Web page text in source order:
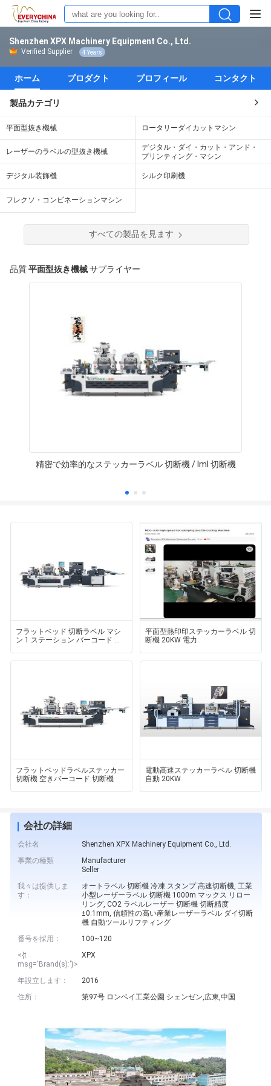
Shenzhen XPX Machinery Equipment Co., Ltd.
Verified Supplier 4 Years
ホーム プロダクト プロフィール コンタクト
製品カテゴリ
平面型抜き機械 ロータリーダイカットマシン
レーザーのラベルの型抜き機械
デジタル・ダイ・カット・アンド・
プリンティング・マシン
デジタル装飾機 シルク印刷機
フレクソ・コンビネーションマシン
すべての製品を見ます
品質平面型抜き機械サプライヤー
精密で効率的なステッカーラベル 切断機 / Iml 切断機
フラットベッド 切断ラベル マシ
ン 1 ステーション バーコード ス
平面型熱印印ステッカーラベル 切
断機 20KW 電力
フラットベッドラベルステッカー
切断機 空きバーコード 切断機
電動高速ステッカーラベル 切断機
自動 20KW
会社の詳細
会社名
Shenzhen XPX Machinery Equipment Co., Ltd.
事業の種類
Manufacturer
Seller
我々は提供しま
す：
オートラベル 切断機 冷凍 スタンプ 高速切断機, 工業
小型レーザーラベル 切断機 1000m マックス リロー
リング, CO2 ラベルレーザー 切断機 切断精度
±0.1mm, 信頼性の高い産業レーザーラベル ダイ切断
機 自動ツールリフティング
番号を採用：
100~120
<{t
msg='Brand(s):'}>
XPX
年設立します：
2016
住所：
第97号 ロンベイ工業公園 シェンゼン,広東,中国